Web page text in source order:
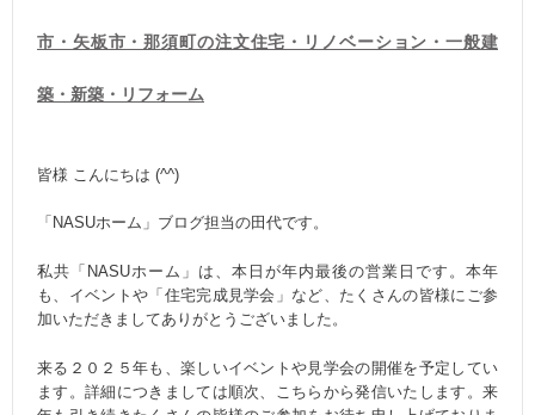
市・矢板市・那須町の注文住宅・リノベーション・一般建
築・新築・リフォーム
皆様 こんにちは (^^)
「NASUホーム」ブログ担当の田代です。
私共「NASUホーム」は、本日が年内最後の営業日です。本年
も、イベントや「住宅完成見学会」など、たくさんの皆様にご参
加いただきましてありがとうございました。
来る２０２５年も、楽しいイベントや見学会の開催を予定してい
ます。詳細につきましては順次、こちらから発信いたします。来